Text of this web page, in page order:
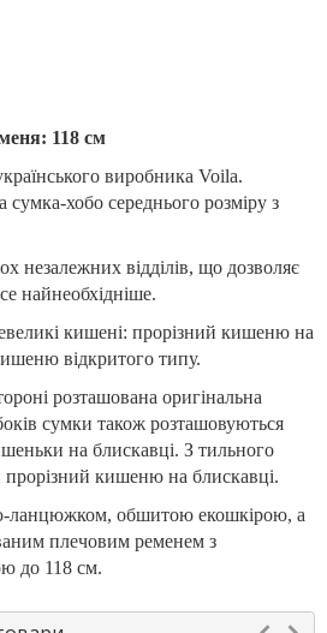
118 см
виробника Voila.
хобо середнього розміру з
незалежних відділів, що дозволяє
найнеобхідніше.
кишені: прорізний кишеню на
відкритого типу.
розташована оригінальна
сумки також розташовуються
на блискавці. З тильного
кишеню на блискавці.
ланцюжком, обшитою екошкірою, а
плечовим ременем з
до 118 см.